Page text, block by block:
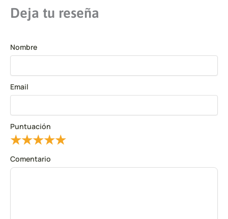
Deja tu reseña
Nombre
Email
Puntuación
★
★
★
★
★
Comentario